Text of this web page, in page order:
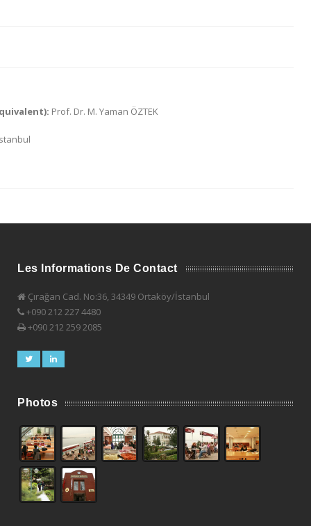
Prof. Dr. M. Yaman ÖZTEK
Les Informations De Contact
Çırağan Cad. No:36, 34349 Ortaköy/İstanbul
+090 212 227 4480
+090 212 259 2085
Photos